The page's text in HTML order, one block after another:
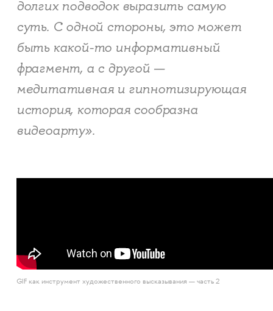
долгих подводок выразить самую
суть. С одной стороны, это может
быть какой-то информативный
фрагмент, а с другой —
медитативная и гипнотизирующая
история, которая сообразна
видеоарту».
GIF как инструмент художественного высказывания — часть 2